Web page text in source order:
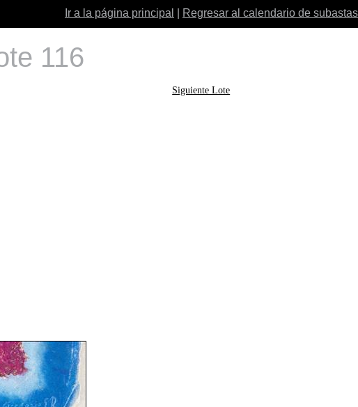
Ir a la página principal Regresar al calendario de subastas
116
Siguiente Lote